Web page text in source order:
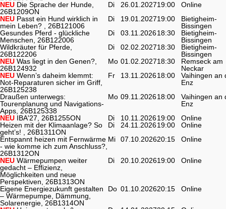
NEU Die Sprache der Hunde,
26B1209ON
Di 26.01.202719:00
Online
NEU Passt ein Hund wirklich in
mein Leben? , 26B121006
Di 19.01.202719:00
Bietigheim-
Bissingen
Gesundes Pferd - glückliche
Menschen, 26B122006
Di 03.11.202618:30
Bietigheim-
Bissingen
Wildkräuter für Pferde,
26B122206
Di 02.02.202718:30
Bietigheim-
Bissingen
NEU Was liegt in den Genen?,
26B124932
Mo 01.02.202718:30
Remseck am
Neckar
NEU Wenn’s daheim klemmt:
Not-Reparaturen sicher im Griff,
26B125238
Fr 13.11.202618:00
Vaihingen an
Enz
Draußen unterwegs:
Tourenplanung und Navigations-
Apps, 26B125338
Mo 09.11.202618:00
Vaihingen an
Enz
NEU IBA'27, 26B1255ON Di 10.11.202619:00
Online
Heizen mit der Klimaanlage? So
geht’s! , 26B1311ON
Di 24.11.202619:00
Online
Entspannt heizen mit Fernwärme
- wie komme ich zum Anschluss?,
26B1312ON
Mi 07.10.202620:15 Online
NEU Wärmepumpen weiter
gedacht – Effizienz,
Möglichkeiten und neue
Perspektiven, 26B1313ON
Di 20.10.202619:00 Online
Eigene Energiezukunft gestalten
– Wärmepumpe, Dämmung,
Solarenergie, 26B1314ON
Do 01.10.202620:15 Online